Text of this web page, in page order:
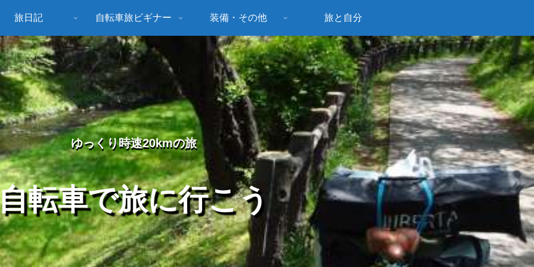
ゆっくり時速20kmの旅
転車で旅に行こう
旅日記 自転車旅ビギナー 装備・その他 旅と自分